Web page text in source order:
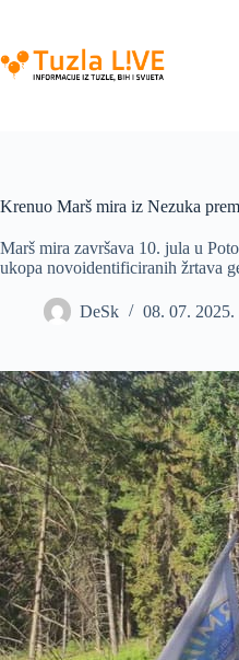
content
Krenuo Marš mira iz Nezuka
Marš mira završava 10. jula u
ukopa novoidentificiranih žrtava
DeSk 08. 07. 2025.